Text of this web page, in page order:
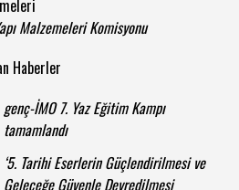
Malzemeleri Komisyonu
Haberler
genç-İMO 7. Yaz Eğitim Kampı
tamamlandı
‘5. Tarihi Eserlerin Güçlendirilmesi ve
Geleceğe Güvenle Devredilmesi